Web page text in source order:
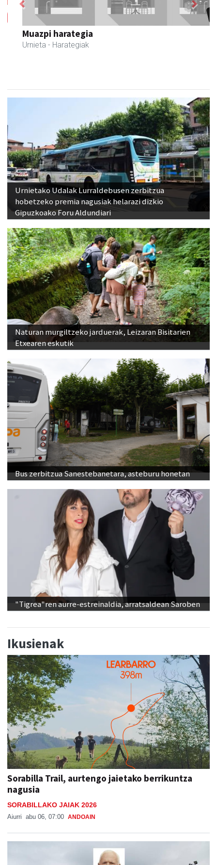
Muazpi harategia
Urnieta - Harategiak
Previous Next
Urnietako Udalak Lurraldebusen zerbitzua
hobetzeko premia nagusiak helarazi dizkio
Gipuzkoako Foru Aldundiari
Naturan murgiltzeko jarduerak, Leizaran Bisitarien
Etxearen eskutik
Bus zerbitzua Sanestebanetara, asteburu honetan
"Tigrea"ren aurre-estreinaldia, arratsaldean Saroben
Ikusienak
Sorabilla Trail, aurtengo jaietako berrikuntza
nagusia
SORABILLAKO JAIAK 2026
Aiurri abu 06, 07:00 ANDOAIN